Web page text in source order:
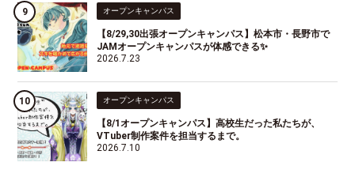
オープンキャンパス
【8/29,30出張オープンキャンパス】松本市・長野市で
JAMオープンキャンパスが体感できる✨
2026.7.23
オープンキャンパス
【8/1オープンキャンパス】高校生だった私たちが、
VTuber制作案件を担当するまで。
2026.7.10